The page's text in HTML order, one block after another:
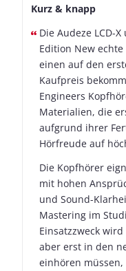
Kurz & knapp
Die Audeze LCD-
Edition New
einen auf den
Kaufpreis
Engineers
Materialien, die
aufgrund ihrer
Hörfreude auf
Die Kopfhörer
mit hohen
und Sound-
Mastering im
Einsatzzweck
aber erst in den
einhören